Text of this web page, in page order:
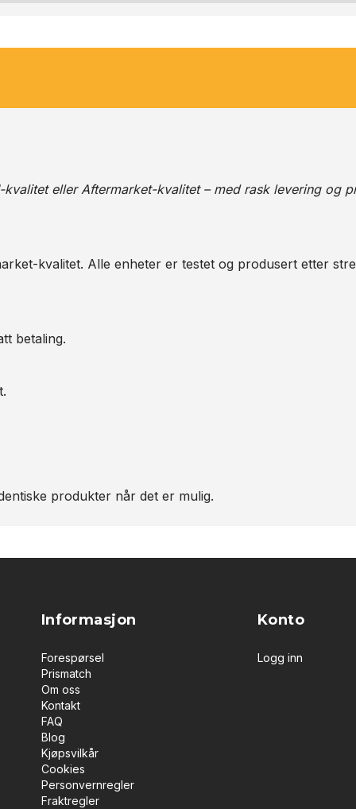
kvalitet eller Aftermarket-kvalitet – med rask levering og
kvalitet. Alle enheter er testet og produsert etter
betaling.
produkter når det er mulig.
Informasjon
Forespørsel
Prismatch
Om oss
Kontakt
FAQ
Blog
Kjøpsvilkår
Cookies
Personvernregler
Fraktregler
Konto
Logg inn